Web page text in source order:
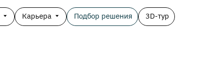
Карьера Подбор решения 3D-тур